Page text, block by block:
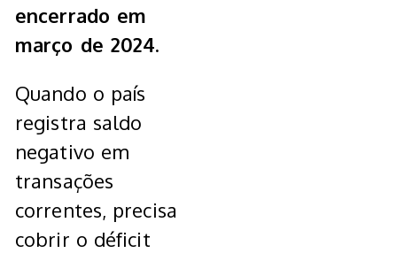
encerrado em
março de 2024.
Quando o país
registra saldo
negativo em
transações
correntes, precisa
cobrir o déficit